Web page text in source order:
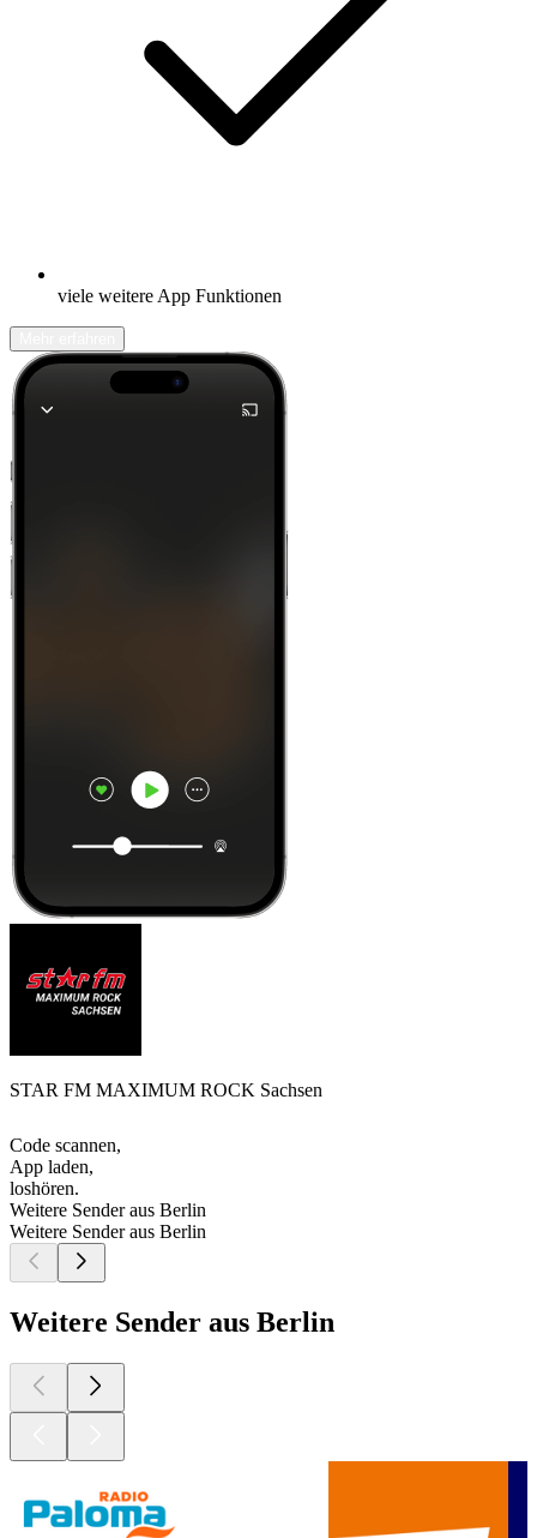
viele weitere App Funktionen
STAR FM MAXIMUM ROCK Sachsen
Code scannen,
App laden,
loshören.
Weitere Sender aus Berlin
Weitere Sender aus Berlin
Weitere Sender aus Berlin